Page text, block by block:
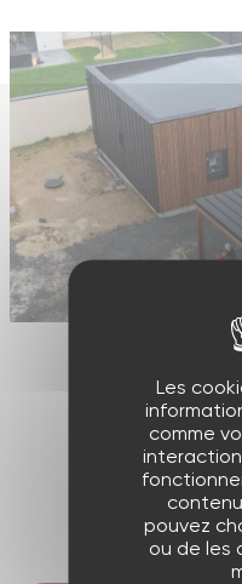
Les
comme
pouvez
ou de les